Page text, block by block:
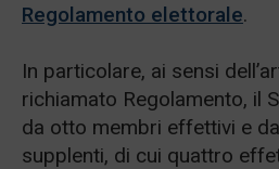
Regolamento elettorale.
In particolare, ai sensi
richiamato Regolamento, il
da otto membri effettivi e
supplenti, di cui quattro